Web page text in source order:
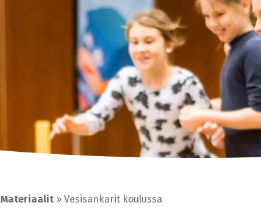
Materiaalit » Vesisankarit koulussa